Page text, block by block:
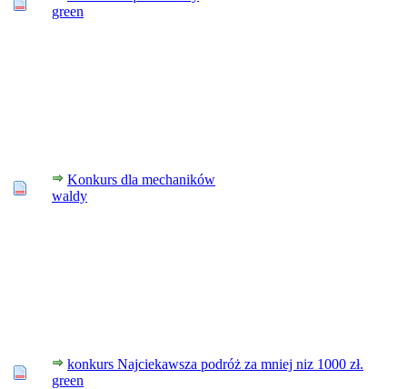
green
Konkurs dla mechaników
waldy
konkurs Najciekawsza podróż za mniej niz 1000 zł.
green